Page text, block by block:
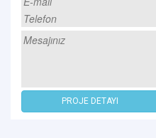
PROJE DETAYI